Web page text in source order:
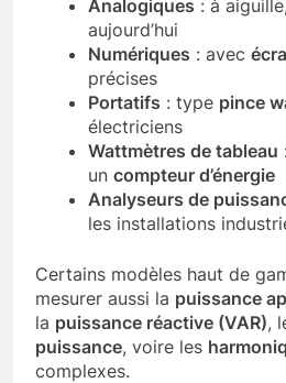
Analogiques : à
aujourd’hui
Numériques : avec
précises
Portatifs : type pince
électriciens
Wattmètres de tableau
un compteur d’énergie
Analyseurs de
les installations
Certains modèles haut de
mesurer aussi la puissance
la puissance réactive (VAR),
puissance, voire les
complexes.